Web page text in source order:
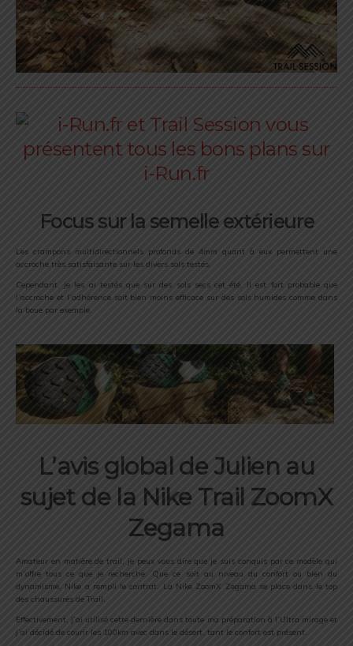
Focus sur la semelle extérieure
Les crampons multidirectionnels profonds de 4mm quant à eux permettent une
accroche très satisfaisante sur les divers sols testés.
Cependant, je les ai testés que sur des sols secs cet été. Il est fort probable que
l’accroche et l’adhérence soit bien moins efficace sur des sols humides comme dans
la boue par exemple.
L’avis global de Julien au
sujet de la Nike Trail ZoomX
Zegama
Amateur en matière de trail, je peux vous dire que je suis conquis par ce modèle qui
m’offre tous ce que je recherche. Que ce soit au niveau du confort ou bien du
dynamisme, Nike a rempli le contrat. La Nike ZoomX Zegama se place dans le top
des chaussures de Trail.
Effectivement, j’ai utilisé cette dernière dans toute ma préparation à l’Ultra mirage et
j’ai décidé de courir les 100km avec dans le désert, tant le confort est présent.